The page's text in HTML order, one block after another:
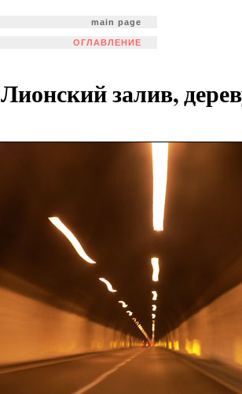
main page
ОГЛАВЛЕНИЕ
Лионский залив,